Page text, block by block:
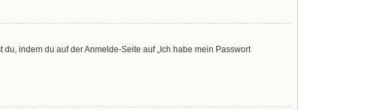
indem du auf der Anmelde-Seite auf „Ich habe mein Passwort